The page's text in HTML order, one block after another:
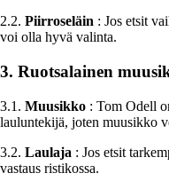
2.2. Piirroseläin : Jos etsit
voi olla hyvä valinta.
3. Ruotsalainen
3.1. Muusikko : Tom Odell
lauluntekijä, joten muusikko
3.2. Laulaja : Jos etsit
vastaus ristikossa.